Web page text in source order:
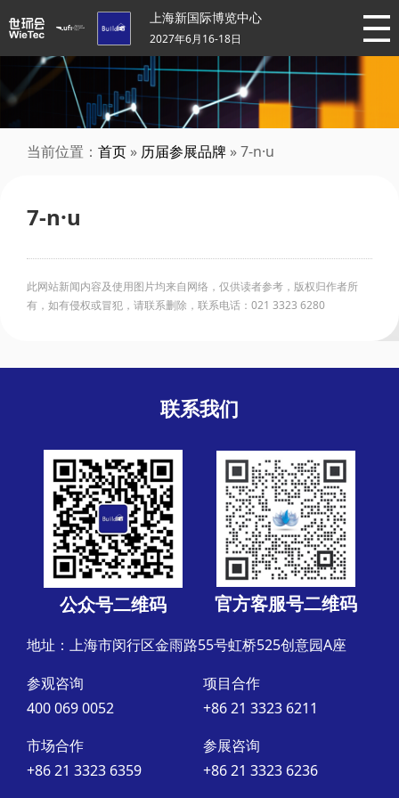
上海新国际博览中心
2027年6月16-18日
当前位置： 首页 » 历届参展品牌 » 7-n·u
7-n·u
此网站新闻内容及使用图片均来自网络，仅供读者参考，版权归作者所
有，如有侵权或冒犯，请联系删除，联系电话：021 3323 6280
联系我们
公众号二维码 官方客服号二维码
地址：上海市闵行区金雨路55号虹桥525创意园A座
参观咨询
400 069 0052
项目合作
+86 21 3323 6211
市场合作
+86 21 3323 6359
参展咨询
+86 21 3323 6236